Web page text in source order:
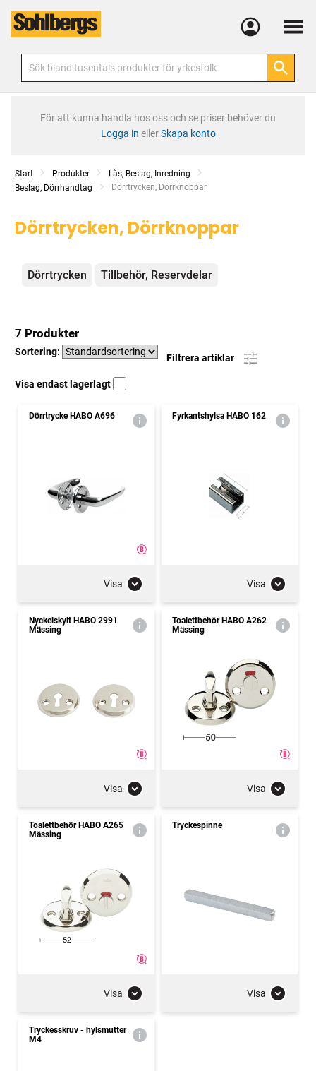
Meny
För att kunna handla hos oss och se priser behöver du
Logga in ellerSkapa konto
Start Produkter
Lås, Beslag, Inredning
Beslag, Dörrhandtag
Current:
Dörrtrycken, Dörrknoppar
Dörrtrycken, Dörrknoppar
Kategorier
Dörrtrycken Tillbehör, Reservdelar
7 Produkter
Sortering:
Filtrera artiklar
Visa endast lagerlagt
Dörrtrycke HABO A696
Visa
Fyrkantshylsa HABO 162
Visa
Nyckelskylt HABO 2991
Mässing
Visa
Toalettbehör HABO A262
Mässing
Visa
Toalettbehör HABO A265
Mässing
Visa
Tryckespinne
Visa
Tryckesskruv - hylsmutter
M4